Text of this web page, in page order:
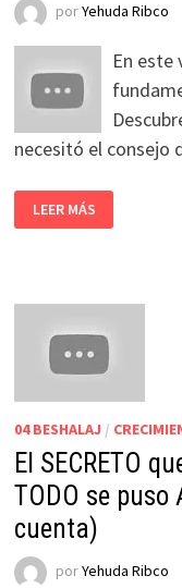
porYehuda Ribco
En este
necesitó el consejo
LEER MÁS
04 BESHALAJ /
El SECRETO
TODO se puso
cuenta)
porYehuda Ribco